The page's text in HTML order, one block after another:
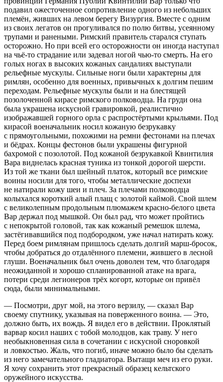
подавил ожесточенное сопротивление одного из небольших
племён, живших на левом берегу Визургия. Вместе с одним
из своих легатов он прогуливался по полю битвы, усеянному
трупами и ранеными. Римский правитель старался ступать
осторожно. Но при всей его осторожности он иногда наступал
на чьё-то страдание или задевал ногой чью-то смерть. На его
голых ногах в высоких кожаных сандалиях выступали
рельефные мускулы. Сильные ноги были характерны для
римлян, особенно для военных, привычных к долгим пешим
переходам. Рельефные мускулы были и на блестящей
позолоченной кирасе римского полководца. На груди она
была украшена искусной гравировкой, реалистично
изображавшей горного орла с распростёртыми крыльями. Под
кирасой военачальник носил кожаную безрукавку
с прямоугольными, похожими на ремни фестонами на плечах
и бёдрах. Концы фестонов были украшены фигурной
бахромой с позолотой. Под кожаной безрукавкой Квинтилия
Вара виднелась красная туника из тонкой дорогой шерсти.
Из той же ткани был шейный платок, который все римские
воины носили для того, чтобы металлические доспехи
не натирали кожу шеи и плеч. За плечами полководца
колыхался короткий алый плащ с золотой каймой. Свой шлем
с великолепным продольным плюмажем красно-белого цвета
Вар держал под мышкой. Он был рад, что может пройтись
с непокрытой головой, так как кожаный ремешок шлема,
застёгивавшийся под подбородком, уже начал натирать кожу.
Перед боем римлянам пришлось сделать долгий марш-бросок,
чтобы добраться до отдалённого племени, жившего в лесной
глуши. Военачальник был очень доволен тем, что благодаря
неожиданной и хорошо спланированной атаке на врага,
потери среди легионеров трёх когорт, которые он привёл
сюда, были минимальными.
— Посмотри, друг мой, на этого верзилу, — сказал Вар
своему спутнику, указывая на поверженного воина. — Это,
должно быть, их вождь. Я видел его в действии. Проклятый
варвар косил наших с тобой молодцов, как траву. У него
необыкновенная сила в сочетании с искусной сноровкой
и ловкостью. Жаль, что погиб, иначе можно было бы сделать
из него замечательного гладиатора. Вытащи меч из его руки.
Я хочу сохранить этот прекрасный образец кельтского
оружейного искусства.